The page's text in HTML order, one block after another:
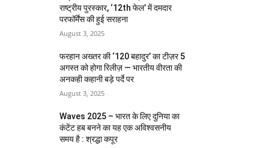
राष्ट्रीय पुरस्कार, ‘12th फेल’ में दमदार
परफॉर्मेंस की हुई सराहना
August 3, 2025
फरहान अख्तर की ‘120 बहादुर’ का टीज़र 5
अगस्त को होगा रिलीज़ — भारतीय वीरता की
अनकही कहानी बड़े पर्दे पर
August 3, 2025
Waves 2025 – भारत के लिए दुनिया का
कंटेंट हब बनने का यह एक अविश्वसनीय
समय है : श्रद्धा कपूर